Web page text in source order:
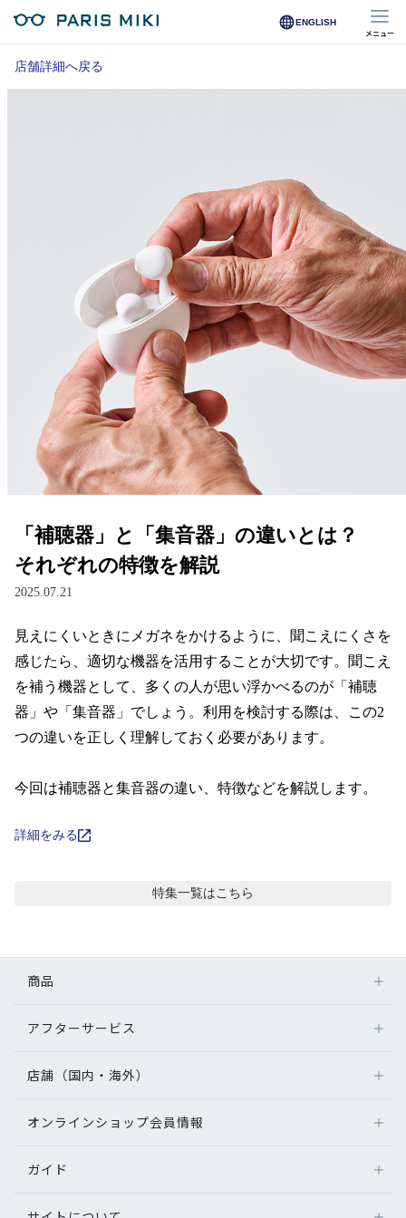
ENGLISH
メニュー
マイページ
※オンラインで会員登録された方
店舗検索/来店予約
商品を探す
メガネ
レンズ
サングラス
補聴器
グッズ・小物
ブランドを探す
レビュー
ブログ
店舗詳細へ戻る
「補聴器」と「集音器」の違いとは？
それぞれの特徴を解説
2025.07.21
見えにくいときにメガネをかけるように、聞こえにくさを
感じたら、適切な機器を活用することが大切です。聞こえ
を補う機器として、多くの人が思い浮かべるのが「補聴
器」や「集音器」でしょう。利用を検討する際は、この2
つの違いを正しく理解しておく必要があります。
今回は補聴器と集音器の違い、特徴などを解説します。
詳細をみる
特集一覧はこちら
商品
メガネ
サングラス
補聴器
グッズ・小物
アフターサービス
アフターサービス
メガネの不具合、修理について
補聴器に関するアフターサービス
店舗（国内・海外）
店舗検索
オンラインショップ会員情報
ログイン
ガイド